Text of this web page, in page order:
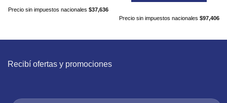
Precio sin impuestos nacionales $37,636
Precio sin impuestos nacionales $97,406
Recibí ofertas y promociones